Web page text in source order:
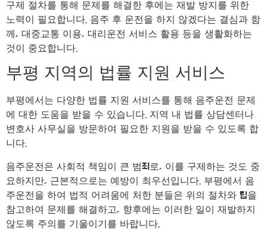
구제 절차를 통해 문제를 해결한 후에는 재발 방지를 위한
노력이 필요합니다. 음주 후 운전을 하지 않겠다는 결심과 함
께, 대중교통 이용, 대리운전 서비스 활용 등을 생활화하는
것이 중요합니다.
부평 지역의 법률 지원 서비스
부평에서는 다양한 법률 지원 서비스를 통해 음주운전 문제
에 대한 도움을 받을 수 있습니다. 지역 내 법률 상담센터나
변호사 사무실을 방문하여 필요한 지원을 받을 수 있도록 합
니다.
음주운전은 사회적 책임이 큰 범죄로, 이를 구제하는 것도 중
요하지만, 근본적으로는 예방이 최우선입니다. 부평에서 음
주운전을 하여 법적 어려움에 처한 분들은 위의 절차와 팁을
참고하여 문제를 해결하고, 향후에는 이러한 일이 재발하지
않도록 주의를 기울이기를 바랍니다.